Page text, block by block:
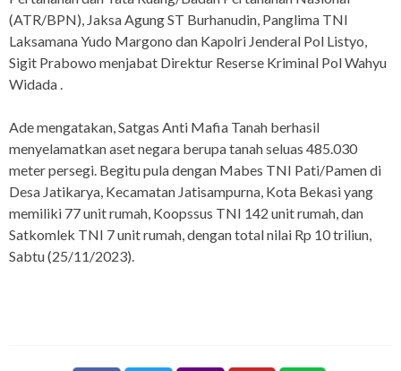
(ATR/BPN), Jaksa Agung ST Burhanudin, Panglima TNI
Laksamana Yudo Margono dan Kapolri Jenderal Pol Listyo,
Sigit Prabowo menjabat Direktur Reserse Kriminal Pol Wahyu
Widada .
Ade mengatakan, Satgas Anti Mafia Tanah berhasil
menyelamatkan aset negara berupa tanah seluas 485.030
meter persegi. Begitu pula dengan Mabes TNI Pati/Pamen di
Desa Jatikarya, Kecamatan Jatisampurna, Kota Bekasi yang
memiliki 77 unit rumah, Koopssus TNI 142 unit rumah, dan
Satkomlek TNI 7 unit rumah, dengan total nilai Rp 10 triliun,
Sabtu (25/11/2023).